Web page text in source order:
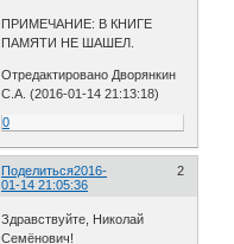
ПРИМЕЧАНИЕ: В КНИГЕ
ПАМЯТИ НЕ ШАШЕЛ.
Отредактировано Дворянкин
С.А. (2016-01-14 21:13:18)
0
Поделиться 2
2016-
01-14 21:05:36
Здравствуйте, Николай
Семёнович!